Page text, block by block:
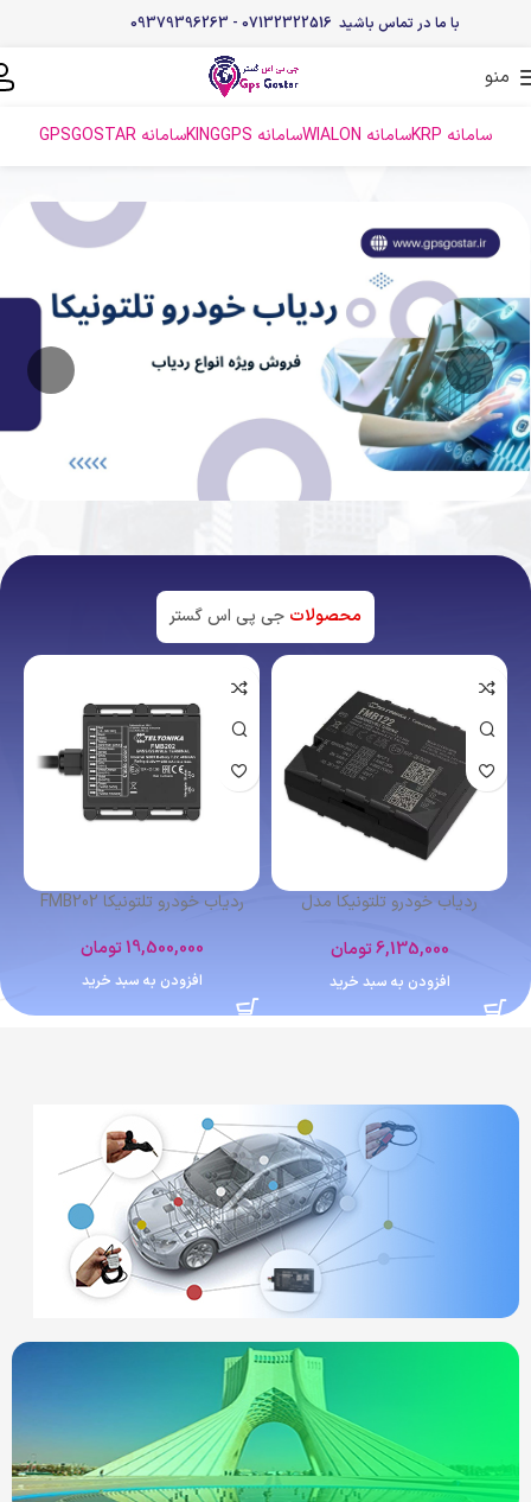
با ما در تماس باشید 07132322516 - 09379396263
منو
سامانه KRP سامانه WIALON سامانه KINGGPS سامانه GPSGOSTAR
محصولات جی پی اس گستر
اتمام موجودی
ردیاب شخصی کوبان TK102
4,400,000تومان
اطلاعات بیشتر
ردیاب خودرو تلتونیکا FMB641
12,364,000 تومان
افزودن به سبد خرید